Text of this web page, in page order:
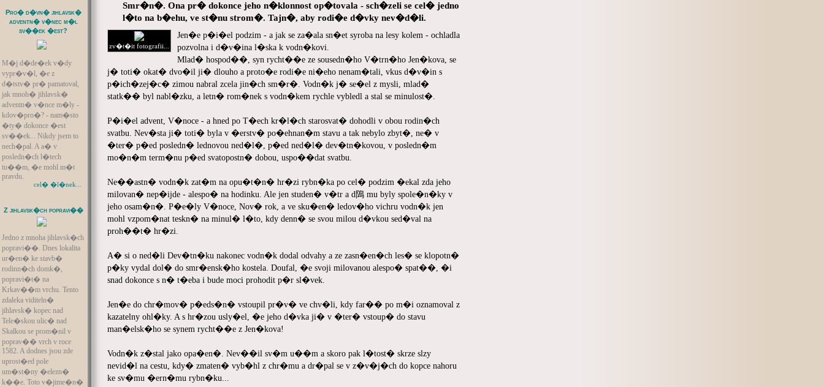
Pro� d�vn� jihlavsk�
adventn� v�nec m�l
sv��ek �est?
M�j d�de�ek v�dy
vypr�v�l, �e z
d�tstv� pr� pamatoval,
jak mnoh� jihlavsk�
adventn� v�nce m�ly -
kdov�pro�? - nam�sto
�ty� dokonce �est
sv��ek... Nikdy jsem to
nech�pal. A a� v
posledn�ch l�tech
tu��m, �e mohl m�t
pravdu.
cel� �l�nek...
Z jihlavsk�ch popravi��
Jedno z mnoha jihlavsk�ch
popravi��. Dnes lokalita
ur�en� ke stavb�
rodinn�ch domk�,
popravi�t� na
Krkav��m vrchu. Tento
zdaleka viditeln�
jihlavsk� kopec nad
Tele�skou ulic� nad
Skalkou se prom�nil v
poprav�� vrch v roce
1582. A dodnes jsou zde
uprost�ed pole
um�st�ny �elezn�
k��e. Toto v�jime�n�
Smr�n�. Ona pr� dokonce jeho n�klonnost op�tovala - sch�zeli se cel� jedno
l�to na b�ehu, ve st�nu strom�. Tajn�, aby rodi�e d�vky nev�d�li.
zv�t�it fotografii...
Jen�e p�i�el podzim - a jak se za�ala sn�et syroba na lesy kolem - ochladla
pozvolna i d�v�ina l�ska k vodn�kovi.
Mlad� hospod��, syn rycht��e ze sousedn�ho V�trn�ho Jen�kova, se
j� toti� okat� dvo�il ji� dlouho a proto�e rodi�e ni�eho nenam�tali, vkus d�v�in s
p�ich�zej�c� zimou nabral zcela jin�ch sm�r�. Vodn�k j� se�el z mysli, mlad�
statk�� byl nabl�zku, a letn� rom�nek s vodn�kem rychle vybledl a stal se minulost�.
P�i�el advent, V�noce - a hned po T�ech kr�l�ch starosvat� dohodli v obou rodin�ch
svatbu. Nev�sta ji� toti� byla v �erstv� po�ehnan�m stavu a tak nebylo zbyt�, ne� v
�ter� p�ed posledn� lednovou ned�l�, p�ed ned�l� dev�tn�kovou, v posledn�m
mo�n�m term�nu p�ed svatopostn� dobou, uspo��dat svatbu.
Ne��astn� vodn�k zat�m na opu�t�n� hr�zi rybn�ka po cel� podzim �ekal zda jeho
milovan� nep�ijde - alespo� na hodinku. Ale jen studen� v�tr a d隝 mu byly spole�n�ky v
jeho osam�n�. P�e�ly V�noce, Nov� rok, a ve sku�en� ledov�ho vichru vodn�k jen
mohl vzpom�nat teskn� na minul� l�to, kdy denn� se svou milou d�vkou sed�val na
proh��t� hr�zi.
A� si o ned�li Dev�tn�ku nakonec vodn�k dodal odvahy a ze zasn�en�ch les� se klopotn�
p�ky vydal dol� do smr�ensk�ho kostela. Doufal, �e svoji milovanou alespo� spat��, �i
snad dokonce s n� t�eba i bude moci prohodit p�r sl�vek.
Jen�e do chr�mov� p�eds�n� vstoupil pr�v� ve chv�li, kdy far�� po m�i oznamoval z
kazatelny ohl�ky. A s hr�zou usly�el, �e jeho d�vka ji� v �ter� vstoup� do stavu
man�elsk�ho se synem rycht��e z Jen�kova!
Vodn�k z�stal jako opa�en�. Nev��il sv�m u��m a skoro pak l�tost� skrze slzy
nevid�l na cestu, kdy� zmaten� vyb�hl z chr�mu a dr�pal se v z�v�j�ch do kopce nahoru
ke sv�mu �ern�mu rybn�ku...